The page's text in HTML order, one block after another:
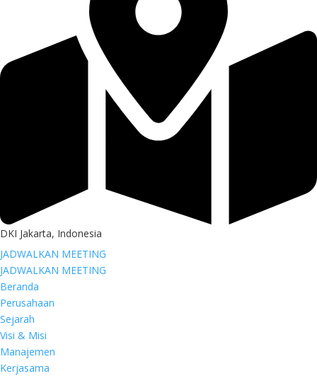
DKI Jakarta, Indonesia
JADWALKAN MEETING
JADWALKAN MEETING
Beranda
Perusahaan
Sejarah
Visi & Misi
Manajemen
Kerjasama